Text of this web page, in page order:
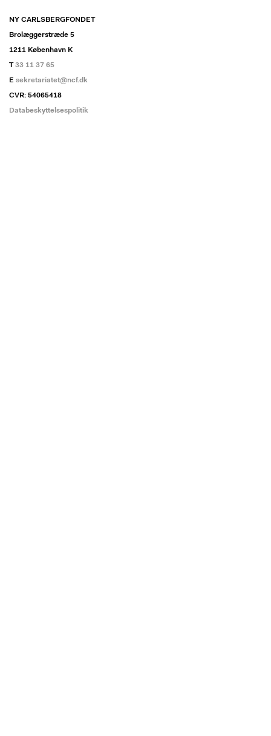
NY CARLSBERGFONDET
Brolæggerstræde 5
1211 København K
T33 11 37 65
E sekretariatet@ncf.dk
CVR: 54065418
Databeskyttelsespolitik